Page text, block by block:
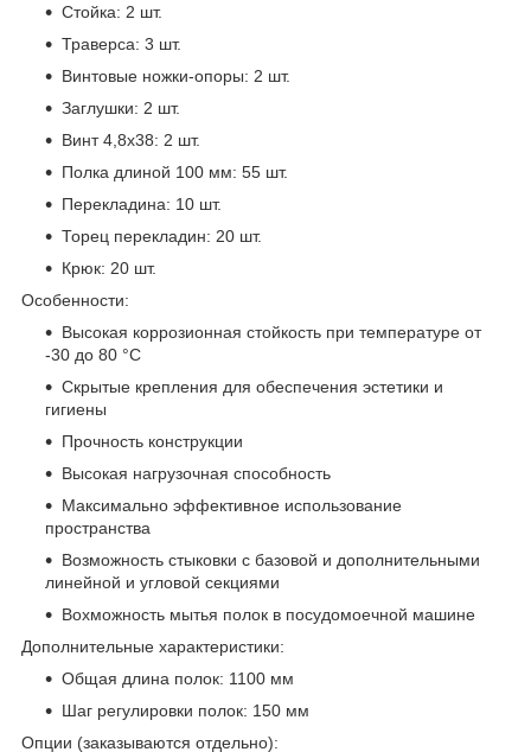
Стойка: 2 шт.
Траверса: 3 шт.
Винтовые ножки-опоры: 2 шт.
Заглушки: 2 шт.
Винт 4,8x38: 2 шт.
Полка длиной 100 мм: 55 шт.
Перекладина: 10 шт.
Торец перекладин: 20 шт.
Крюк: 20 шт.
Особенности:
Высокая коррозионная стойкость при температуре от
-30 до 80 °С
Скрытые крепления для обеспечения эстетики и
гигиены
Прочность конструкции
Высокая нагрузочная способность
Максимально эффективное использование
пространства
Возможность стыковки с базовой и дополнительными
линейной и угловой секциями
Вохможность мытья полок в посудомоечной машине
Дополнительные характеристики:
Общая длина полок: 1100 мм
Шаг регулировки полок: 150 мм
Опции (заказываются отдельно):